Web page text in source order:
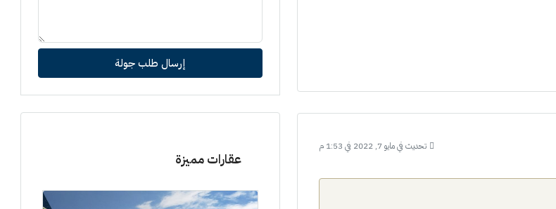
تحديث في مايو 7, 2022 في 1:53 م
إرسال طلب جولة
عقارات مميزة